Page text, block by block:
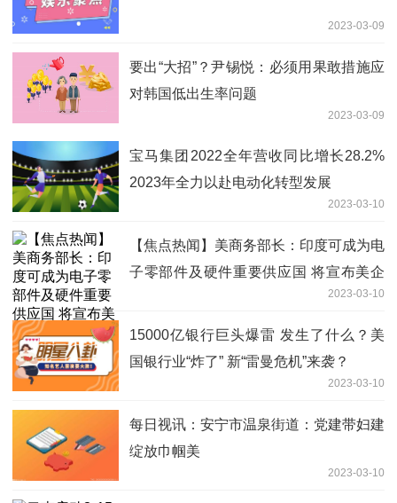
2023-03-09
要出“大招”？尹锡悦：必须用果敢措施应
对韩国低出生率问题
2023-03-09
宝马集团2022全年营收同比增长28.2%
2023年全力以赴电动化转型发展
2023-03-10
【焦点热闻】美商务部长：印度可成为电
子零部件及硬件重要供应国 将宣布美企
2023-03-10
15000亿银行巨头爆雷 发生了什么？美
国银行业“炸了” 新“雷曼危机”来袭？
2023-03-10
每日视讯：安宁市温泉街道：党建带妇建
绽放巾帼美
2023-03-10